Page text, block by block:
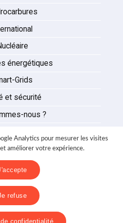
énergétiques
Grids
et sécurité
nous ?
contacter
confidentialité
Analytics pour mesurer les visites
améliorer votre expérience.
refuse
confidentialité